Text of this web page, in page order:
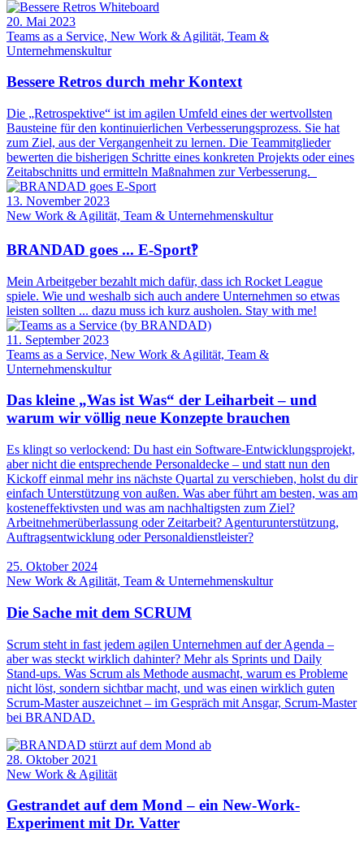
20. Mai 2023
Teams as a Service, New Work & Agilität, Team &
Unternehmenskultur
Bessere Retros durch mehr Kontext
Die „Retrospektive“ ist im agilen Umfeld eines der wertvollsten
Bausteine für den kontinuierlichen Verbesserungsprozess. Sie hat
zum Ziel, aus der Vergangenheit zu lernen. Die Teammitglieder
bewerten die bisherigen Schritte eines konkreten Projekts oder eines
Zeitabschnitts und ermitteln Maßnahmen zur Verbesserung.
13. November 2023
New Work & Agilität, Team & Unternehmenskultur
BRANDAD goes ... E-Sport‽
Mein Arbeitgeber bezahlt mich dafür, dass ich Rocket League
spiele. Wie und weshalb sich auch andere Unternehmen so etwas
leisten sollten ... dazu muss ich kurz ausholen. Stay with me!
11. September 2023
Teams as a Service, New Work & Agilität, Team &
Unternehmenskultur
Das kleine „Was ist Was“ der Leiharbeit – und
warum wir völlig neue Konzepte brauchen
Es klingt so verlockend: Du hast ein Software-Entwicklungsprojekt,
aber nicht die entsprechende Personaldecke – und statt nun den
Kickoff einmal mehr ins nächste Quartal zu verschieben, holst du dir
einfach Unterstützung von außen. Was aber führt am besten, was am
kosteneffektivsten und was am nachhaltigsten zum Ziel?
Arbeitnehmerüberlassung oder Zeitarbeit? Agenturunterstützung,
Auftragsentwicklung oder Personaldienstleister?
25. Oktober 2024
New Work & Agilität, Team & Unternehmenskultur
Die Sache mit dem SCRUM
Scrum steht in fast jedem agilen Unternehmen auf der Agenda –
aber was steckt wirklich dahinter? Mehr als Sprints und Daily
Stand-ups. Was Scrum als Methode ausmacht, warum es Probleme
nicht löst, sondern sichtbar macht, und was einen wirklich guten
Scrum-Master auszeichnet – im Gespräch mit Ansgar, Scrum-Master
bei BRANDAD.
28. Oktober 2021
New Work & Agilität
Gestrandet auf dem Mond – ein New-Work-
Experiment mit Dr. Vatter